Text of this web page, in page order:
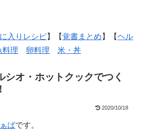
入りレシピ】【覚書まとめ 】【ヘル
料理 卵料理 米・丼
シオ・ホットクックでつく
2020/10/18
ばです。